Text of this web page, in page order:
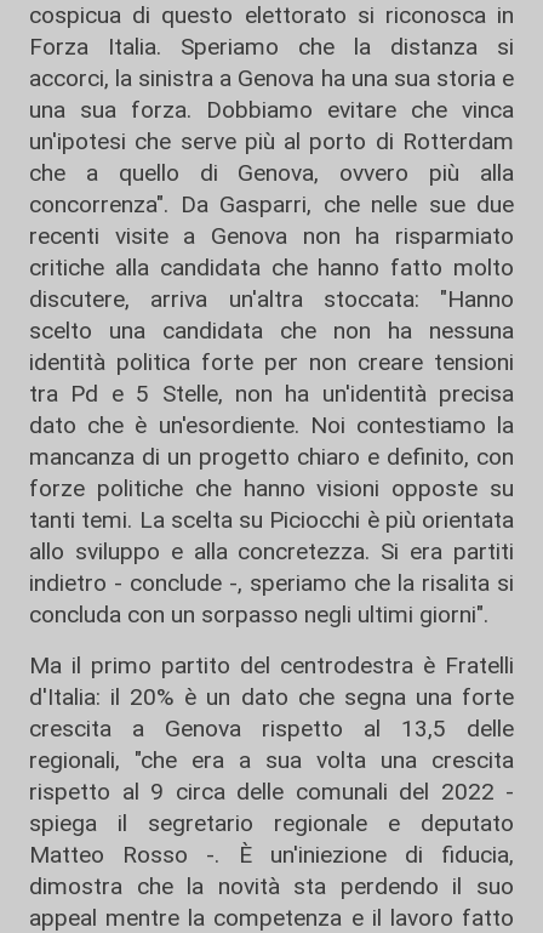
cospicua di questo elettorato si riconosca in
Forza Italia. Speriamo che la distanza si
accorci, la sinistra a Genova ha una sua storia e
una sua forza. Dobbiamo evitare che vinca
un'ipotesi che serve più al porto di Rotterdam
che a quello di Genova, ovvero più alla
concorrenza". Da Gasparri, che nelle sue due
recenti visite a Genova non ha risparmiato
critiche alla candidata che hanno fatto molto
discutere, arriva un'altra stoccata: "Hanno
scelto una candidata che non ha nessuna
identità politica forte per non creare tensioni
tra Pd e 5 Stelle, non ha un'identità precisa
dato che è un'esordiente. Noi contestiamo la
mancanza di un progetto chiaro e definito, con
forze politiche che hanno visioni opposte su
tanti temi. La scelta su Piciocchi è più orientata
allo sviluppo e alla concretezza. Si era partiti
indietro - conclude -, speriamo che la risalita si
concluda con un sorpasso negli ultimi giorni".
Ma il primo partito del centrodestra è Fratelli
d'Italia: il 20% è un dato che segna una forte
crescita a Genova rispetto al 13,5 delle
regionali, "che era a sua volta una crescita
rispetto al 9 circa delle comunali del 2022 -
spiega il segretario regionale e deputato
Matteo Rosso -. È un'iniezione di fiducia,
dimostra che la novità sta perdendo il suo
appeal mentre la competenza e il lavoro fatto